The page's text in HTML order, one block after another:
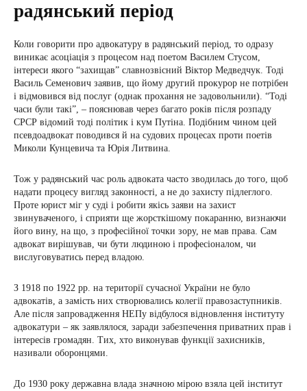
радянський період
Коли говорити про адвокатуру в радянський період, то одразу
виникає асоціація з процесом над поетом Василем Стусом,
інтереси якого “захищав” славнозвісний Віктор Медведчук. Тоді
Василь Семенович заявив, що йому другий прокурор не потрібен
і відмовився від послуг (однак прохання не задовольнили). “Тоді
часи були такі”, – пояснював через багато років після розпаду
СРСР відомий тоді політик і кум Путіна. Подібним чином цей
псевдоадвокат поводився й на судових процесах проти поетів
Миколи Кунцевича та Юрія Литвина.
Тож у радянський час роль адвоката часто зводилась до того, щоб
надати процесу вигляд законності, а не до захисту підлеглого.
Проте юрист міг у суді і робити якісь заяви на захист
звинуваченого, і сприяти ще жорсткішому покаранню, визнаючи
його вину, на що, з професійної точки зору, не мав права. Сам
адвокат вирішував, чи бути людиною і професіоналом, чи
вислуговуватись перед владою.
З 1918 по 1922 рр. на території сучасної України не було
адвокатів, а замість них створювались колегії правозаступників.
Але після запровадження НЕПу відбулося відновлення інституту
адвокатури – як заявлялося, заради забезпечення приватних прав і
інтересів громадян. Тих, хто виконував функції захисників,
називали оборонцями.
До 1930 року державна влада значною мірою взяла цей інститут